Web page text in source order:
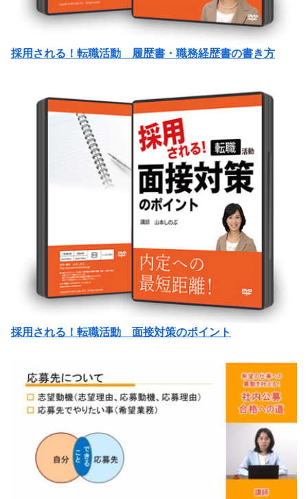
採用される！転職活動 履歴書・職務経歴書の書き方
採用される！転職活動 面接対策のポイント